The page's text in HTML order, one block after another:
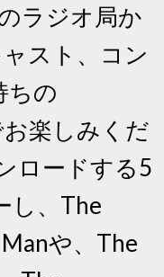
ラジオ局か
スト、コン
ちの
お楽しみくだ
ロードする5
し、The
や、The